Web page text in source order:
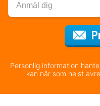
Personlig information
kan när som helst